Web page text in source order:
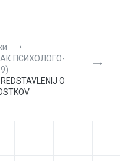
ПСИХОЛОГО-
O